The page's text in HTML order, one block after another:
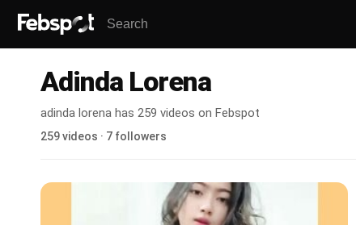
Adinda Lorena
adinda lorena has 259 videos on Febspot
259 videos · 7 followers